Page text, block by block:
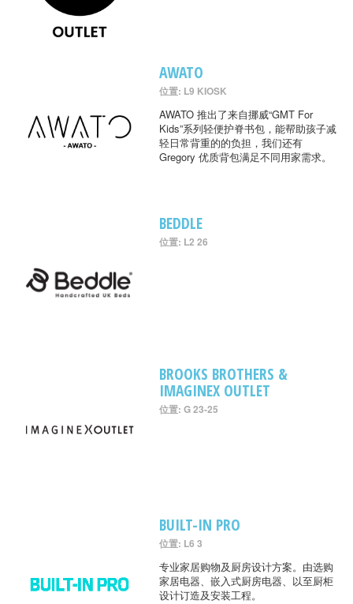
AWATO
位置: L9 KIOSK
AWATO 推出了来自挪威“GMT For
Kids”系列轻便护脊书包，能帮助孩子减
轻日常背重的的负担，我们还有
Gregory 优质背包满足不同用家需求。
BEDDLE
位置: L2 26
BROOKS BROTHERS &
IMAGINEX OUTLET
位置: G 23-25
BUILT-IN PRO
位置: L6 3
专业家居购物及厨房设计方案。由选购
家居电器、嵌入式厨房电器、以至厨柜
设计订造及安装工程。